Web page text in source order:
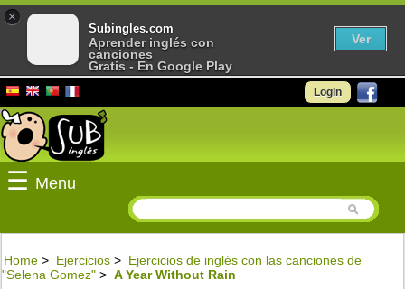
Login
☰ Menu
Home > Ejercicios > Ejercicios de inglés con las canciones de
"Selena Gomez" > A Year Without Rain
×
Subingles.com
Aprender inglés con
canciones
Gratis - En Google Play
Ver